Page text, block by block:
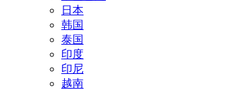
日本
韩国
泰国
印度
印尼
越南